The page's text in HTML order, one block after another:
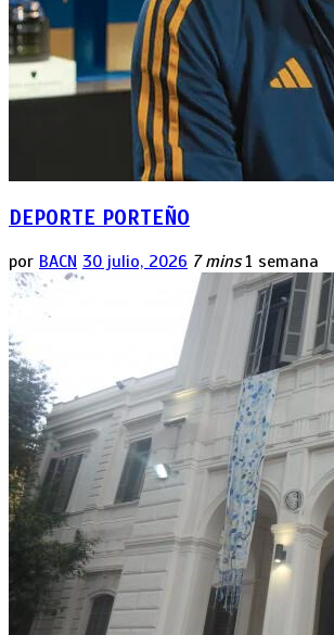
DEPORTE PORTEÑO
por BACN 30 julio, 2026 7 mins 1 semana